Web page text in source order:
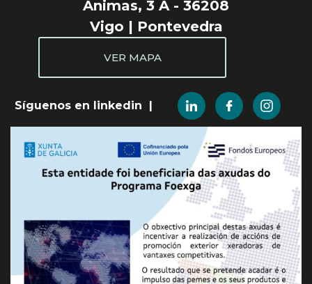
Ánimas, 3 A - 36208
Vigo | Pontevedra
VER MAPA
Síguenos en linkedin |